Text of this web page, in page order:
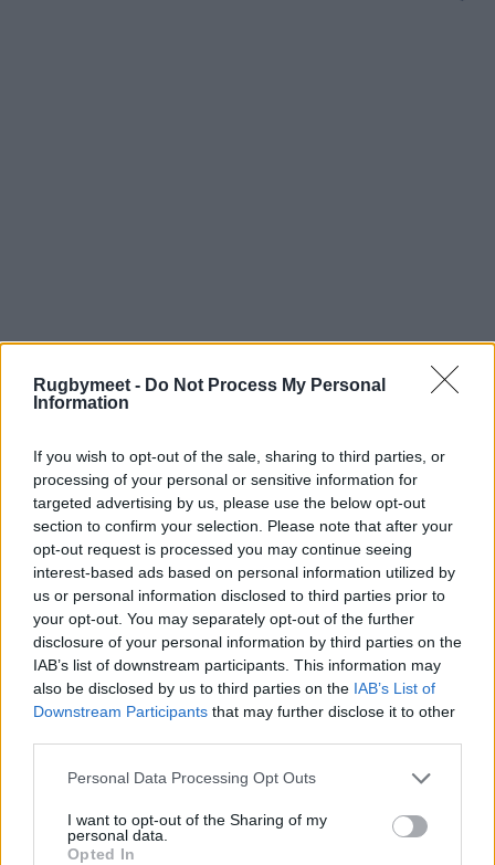
Rugbymeet - Do Not Process My Personal
Information
If you wish to opt-out of the sale, sharing to third parties, or
processing of your personal or sensitive information for
targeted advertising by us, please use the below opt-out
section to confirm your selection. Please note that after your
opt-out request is processed you may continue seeing
interest-based ads based on personal information utilized by
us or personal information disclosed to third parties prior to
your opt-out. You may separately opt-out of the further
disclosure of your personal information by third parties on the
IAB’s list of downstream participants. This information may
also be disclosed by us to third parties on the IAB’s List of
Downstream Participants that may further disclose it to other
Personal Data Processing Opt Outs
I want to opt-out of the Sharing of my
personal data.
Opted In